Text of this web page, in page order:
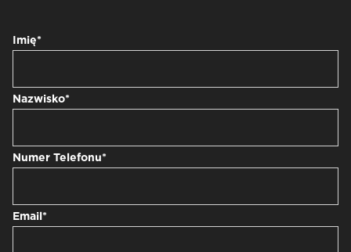
Imię*
Nazwisko*
Numer Telefonu*
Email*